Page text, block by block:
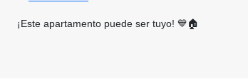
¡Este apartamento puede ser tuyo! 💙🏠